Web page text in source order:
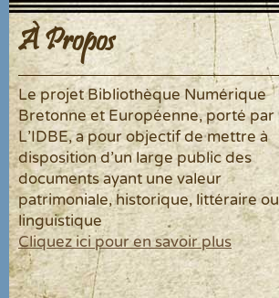
À Propos
Le projet Bibliothèque Numérique
Bretonne et Européenne, porté par
L'IDBE, a pour objectif de mettre à
disposition d'un large public des
documents ayant une valeur
patrimoniale, historique, littéraire ou
linguistique
Cliquez ici pour en savoir plus